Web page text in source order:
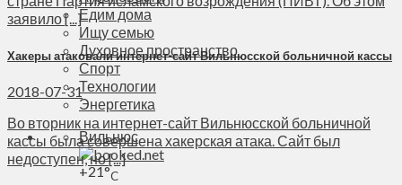
Едим дома
Ищу семью
Духовное пространство
Спорт
Технологии
Энергетика
Вильнюс
+21°C
заявило [...]
Хакеры атаковали интернет-сайт Вильнюсской больничной кассы
2018-07-31
Во вторник на интернет-сайт Вильнюсской больничной
кассы была совершена хакерская атака. Сайт был
недоступен, но [...]